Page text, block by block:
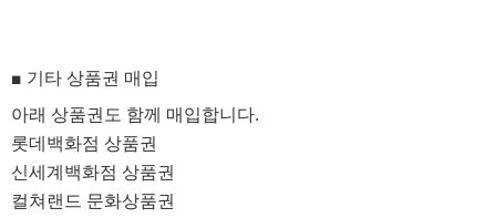
■ 기타 상품권 매입
아래 상품권도 함께 매입합니다.
롯데백화점 상품권
신세계백화점 상품권
컬쳐랜드 문화상품권